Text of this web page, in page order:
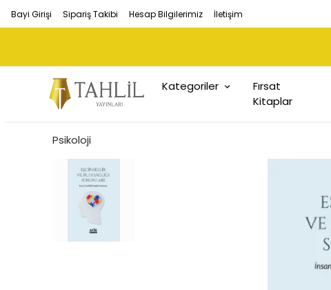
Bayi Girişi Sipariş Takibi Hesap Bilgilerimiz İletişim
Kategoriler
Fırsat
Kitaplar
Psikoloji